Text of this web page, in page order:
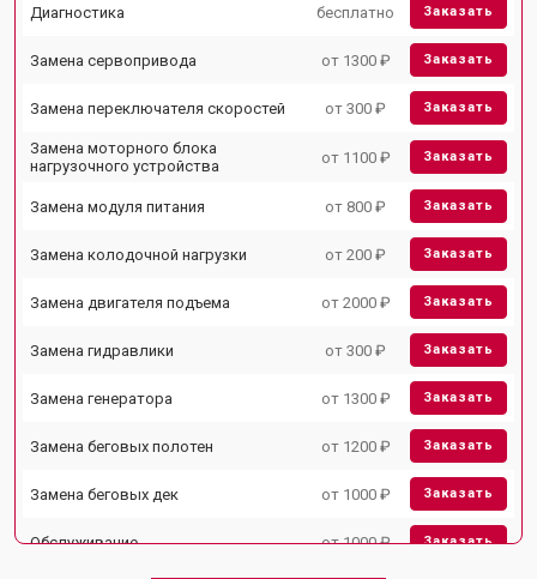
Диагностика бесплатно Заказать
Замена сервопривода от 1300 ₽ Заказать
Замена переключателя скоростей от 300 ₽ Заказать
Замена моторного блока
нагрузочного устройства
от 1100 ₽ Заказать
Замена модуля питания от 800 ₽ Заказать
Замена колодочной нагрузки от 200 ₽ Заказать
Замена двигателя подъема от 2000 ₽ Заказать
Замена гидравлики от 300 ₽ Заказать
Замена генератора от 1300 ₽ Заказать
Замена беговых полотен от 1200 ₽ Заказать
Замена беговых дек от 1000 ₽ Заказать
Обслуживание от 1000 ₽ Заказать